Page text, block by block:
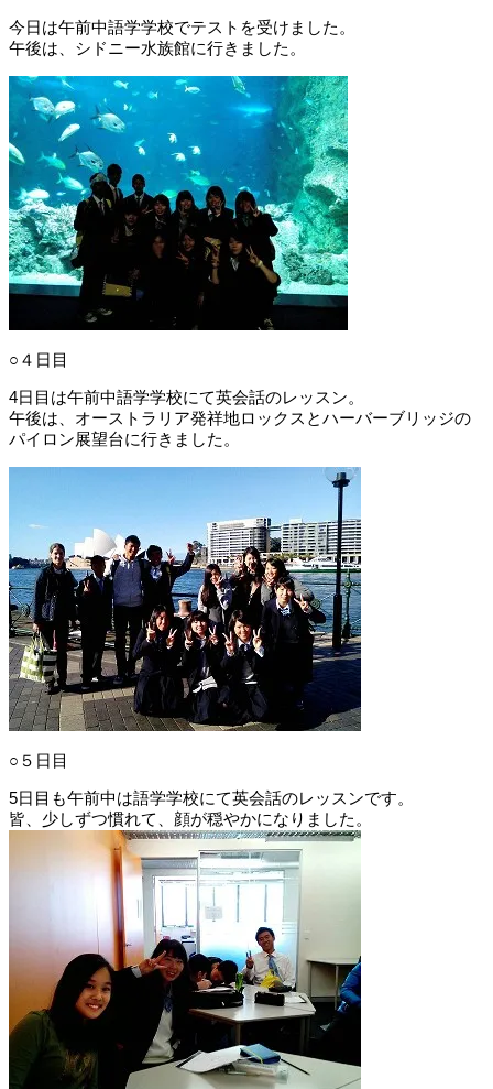
今日は午前中語学学校でテストを受けました。
午後は、シドニー水族館に行きました。
○４日目
4日目は午前中語学学校にて英会話のレッスン。
午後は、オーストラリア発祥地ロックスとハーバーブリッジの
パイロン展望台に行きました。
○５日目
5日目も午前中は語学学校にて英会話のレッスンです。
皆、少しずつ慣れて、顔が穏やかになりました。